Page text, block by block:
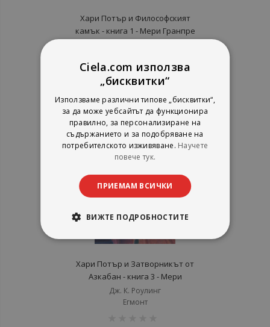
Хари Потър и Философският
камък - книга 1 - Мери Гранпре
рейтинг:
1% 12,73 €
24,90 лв.
Хари Потър и Затворникът от
Азкабан - книга 3 - Мери
Гранпре
Дж. К. Роулинг
Егмонт
Ciela.com използва
„бисквитки“
Използваме различни типове „бисквитки“,
за да може уебсайтът да функционира
правилно, за персонализиране на
съдържанието и за подобряване на
потребителското изживяване. Научете
повече тук.
ПРИЕМАМ ВСИЧКИ
ВИЖТЕ ПОДРОБНОСТИТЕ